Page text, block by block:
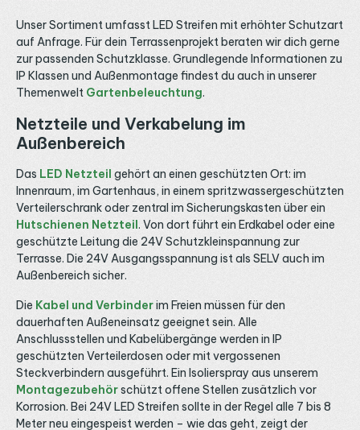
separate Farbsteuerung nötig ist. So passt du die
Lichtmenge an Arbeitssituation und Tageszeit an.
Montage, Anschluss und weitere Lichtfarben Für die
Montage sind Montageclips und Endkappen optional
erhältlich, mit denen sich der Schlauch fixieren und an den
Enden sauber abschließen lässt. Der Anschluss läuft über
die vorkonfektionierten Kabel oder passende Kabel und
findet die passende Silikonhülle separat. Bei Fragen zu
Lichtfarbe, Schutzart oder Konfektionierung beraten wir
dich gern telefonisch, per E-Mail oder über WhatsApp.
Unser Sortiment umfasst LED Streifen mit erhöhter Schutzart
auf Anfrage. Für dein Terrassenprojekt beraten wir dich gerne
zur passenden Schutzklasse. Grundlegende Informationen zu
IP Klassen und Außenmontage findest du auch in unserer
Themenwelt Gartenbeleuchtung.
Netzteile und Verkabelung im
Außenbereich
Das LED Netzteil gehört an einen geschützten Ort: im
Innenraum, im Gartenhaus, in einem spritzwassergeschützten
Verteilerschrank oder zentral im Sicherungskasten über ein
Hutschienen Netzteil. Von dort führt ein Erdkabel oder eine
geschützte Leitung die 24V Schutzkleinspannung zur
Terrasse. Die 24V Ausgangsspannung ist als SELV auch im
Außenbereich sicher.
Die Kabel und Verbinderim Freien müssen für den
dauerhaften Außeneinsatz geeignet sein. Alle
Anschlussstellen und Kabelübergänge werden in IP
geschützten Verteilerdosen oder mit vergossenen
Steckverbindern ausgeführt. Ein Isolierspray aus unserem
Montagezubehörschützt offene Stellen zusätzlich vor
Korrosion. Bei 24V LED Streifen sollte in der Regel alle 7 bis 8
Meter neu eingespeist werden – wie das geht, zeigt der